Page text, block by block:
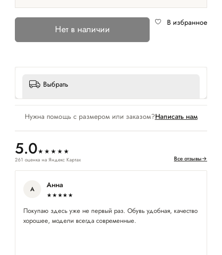
Нет в наличии
В избранное
Выбрать
Нужна помощь с размером или заказом?Написать нам
5.0★★★★★
261 оценка на Яндекс Картах Все отзывы→
А Анна
★★★★★
Покупаю здесь уже не первый раз. Обувь удобная, качество
хорошее, модели всегда современные.